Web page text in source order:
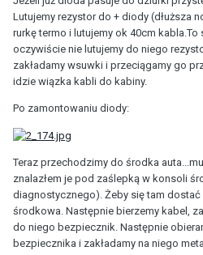
Lutujemy rezystor do + diody (dłuższa
rurkę termo i lutujemy ok 40cm kabla.To
oczywiście nie lutujemy do niego
zakładamy wsuwki i przeciągamy go
idzie wiązka kabli do kabiny.
Po zamontowaniu diody:
Teraz przechodzimy do środka
znalazłem je pod zaślepką w konsoli
diagnostycznego). Żeby się tam
środkowa. Następnie bierzemy kabel,
do niego bezpiecznik. Następnie
bezpiecznika i zakładamy na niego